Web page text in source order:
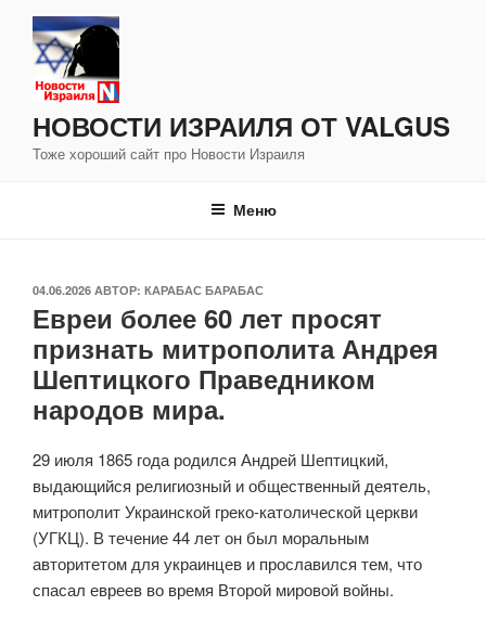
Перейти
содержимому
НОВОСТИ ИЗРАИЛЯ ОТ VALGUS
Тоже хороший сайт про Новости Израиля
Меню
ОПУБЛИКОВАНО
04.06.2026 АВТОР: КАРАБАС БАРАБАС
Евреи более 60 лет просят
признать митрополита Андрея
Шептицкого Праведником
народов мира.
29 июля 1865 года родился Андрей Шептицкий,
выдающийся религиозный и общественный деятель,
митрополит Украинской греко-католической церкви
(УГКЦ). В течение 44 лет он был моральным
авторитетом для украинцев и прославился тем, что
спасал евреев во время Второй мировой войны.